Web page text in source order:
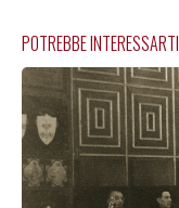
POTREBBE INTERESSARTI